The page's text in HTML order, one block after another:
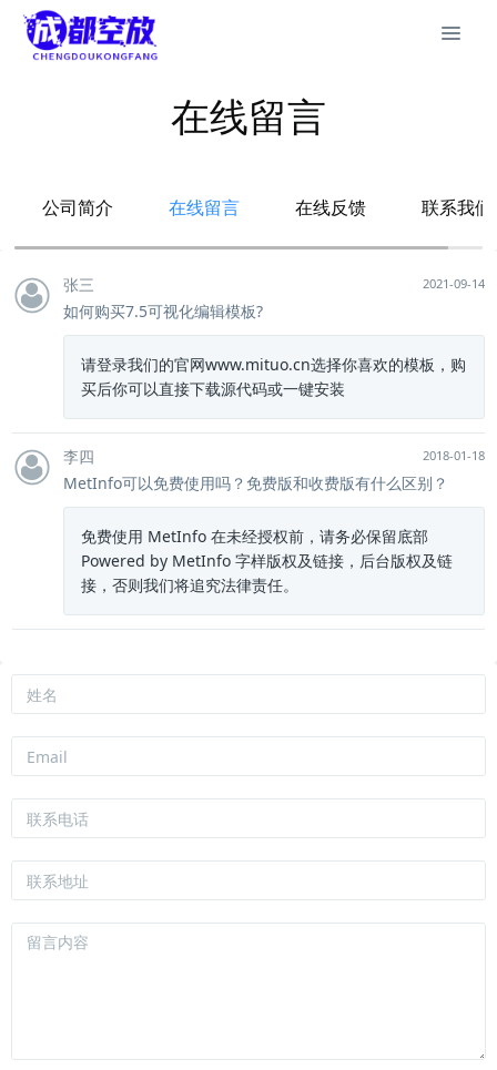
在线留言
公司简介 在线留言 在线反馈 联系我们
2021-09-14
张三
如何购买7.5可视化编辑模板?
请登录我们的官网www.mituo.cn选择你喜欢的模板，购
买后你可以直接下载源代码或一键安装
2018-01-18
李四
MetInfo可以免费使用吗？免费版和收费版有什么区别？
免费使用 MetInfo 在未经授权前，请务必保留底部
Powered by MetInfo 字样版权及链接，后台版权及链
接，否则我们将追究法律责任。